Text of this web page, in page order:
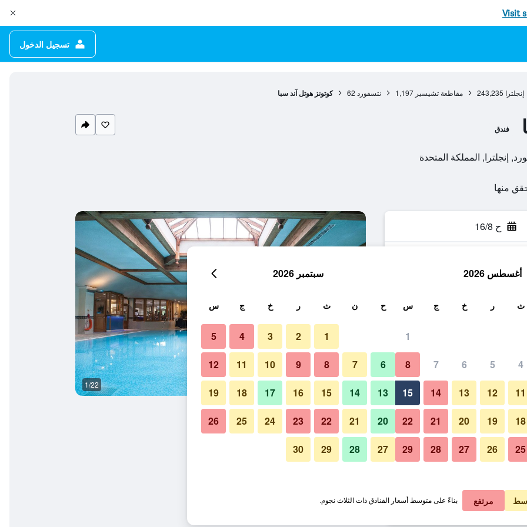
Visit
تسجيل الدخول
إنجلترا 243,235 مقاطعة تشيسير 1,197 نتسفورد 62 كوتونز هوتل آند سبا
فندق
ح 16/8
في الليلة
﷼ عرض الصفقة
﷼ عرض الصفقة
حوض السباحة 1/22
صور لـ كوتونز هوتل آند سبا
أغسطس 2026
ث ر خ ج س
1
4
5
6
7
8
11
12
13
14
15
18
19
20
21
22
25
26
27
28
29
سبتمبر 2026
ح ن ث ر خ ج س
1
2
3
4
5
6
7
8
9
10
11
12
13
14
15
16
17
18
19
20
21
22
23
24
25
26
27
28
29
30
مرتفع بناءً على متوسط أسعار الفنادق ذات الثلاث نجوم.